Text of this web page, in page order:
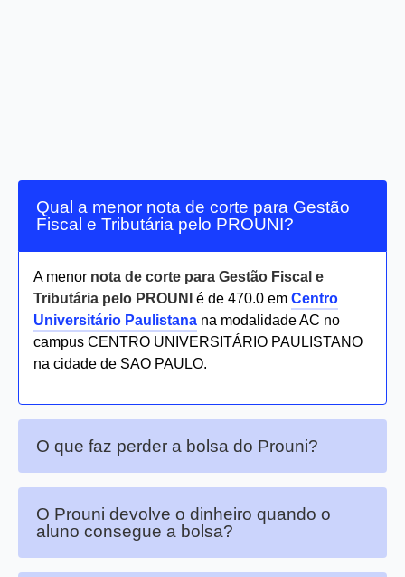
Qual a menor nota de corte para Gestão
Fiscal e Tributária pelo PROUNI?
A menor nota de corte para Gestão Fiscal e
Tributária pelo PROUNI
é de 470.0 em Centro
Universitário Paulistana na modalidade AC no
campus CENTRO UNIVERSITÁRIO PAULISTANO
na cidade de SAO PAULO.
O que faz perder a bolsa do Prouni?
O Prouni devolve o dinheiro quando o
aluno consegue a bolsa?